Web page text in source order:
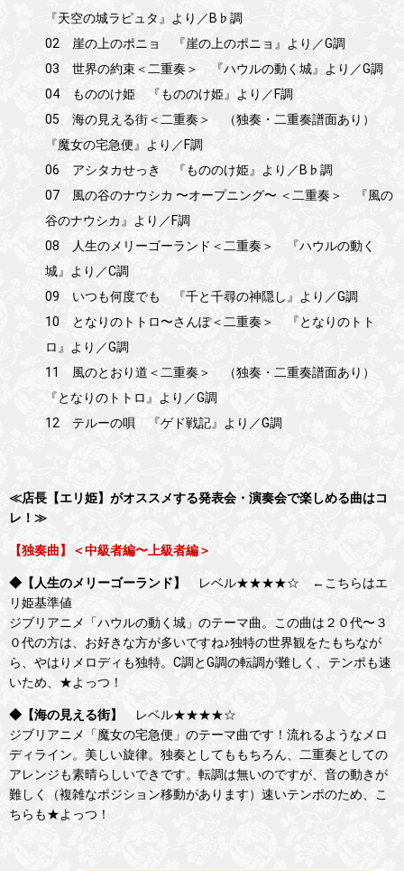
『天空の城ラピュタ』より／B♭調
02 崖の上のポニョ 『崖の上のポニョ』より／G調
03 世界の約束＜二重奏＞ 『ハウルの動く城』より／G調
04 もののけ姫 『もののけ姫』より／F調
05 海の見える街＜二重奏＞ （独奏・二重奏譜面あり）
『魔女の宅急便』より／F調
06 アシタカせっき 『もののけ姫』より／B♭調
07 風の谷のナウシカ 〜オープニング〜 ＜二重奏＞ 『風の
谷のナウシカ』より／F調
08 人生のメリーゴーランド＜二重奏＞ 『ハウルの動く
城』より／C調
09 いつも何度でも 『千と千尋の神隠し』より／G調
10 となりのトトロ〜さんぽ＜二重奏＞ 『となりのトト
ロ』より／G調
11 風のとおり道＜二重奏＞ （独奏・二重奏譜面あり）
『となりのトトロ』より／G調
12 テルーの唄 『ゲド戦記』より／G調
≪店長【エリ姫】がオススメする発表会・演奏会で楽しめる曲はコ
レ！≫
【独奏曲】＜中級者編〜上級者編＞
◆【人生のメリーゴーランド】
レベル★★★★☆ ←こちらはエ
リ姫基準値
ジブリアニメ「ハウルの動く城」のテーマ曲。この曲は２０代〜３
０代の方は、お好きな方が多いですね♪独特の世界観をたもちなが
ら、やはりメロディも独特。C調とG調の転調が難しく、テンポも速
いため、★よっつ！
◆【海の見える街】
レベル★★★★☆
ジブリアニメ「魔女の宅急便」のテーマ曲です！流れるようなメロ
ディライン。美しい旋律。独奏としてももちろん、二重奏としての
アレンジも素晴らしいできです。転調は無いのですが、音の動きが
難しく（複雑なポジション移動があります）速いテンポのため、こ
ちらも★よっつ！